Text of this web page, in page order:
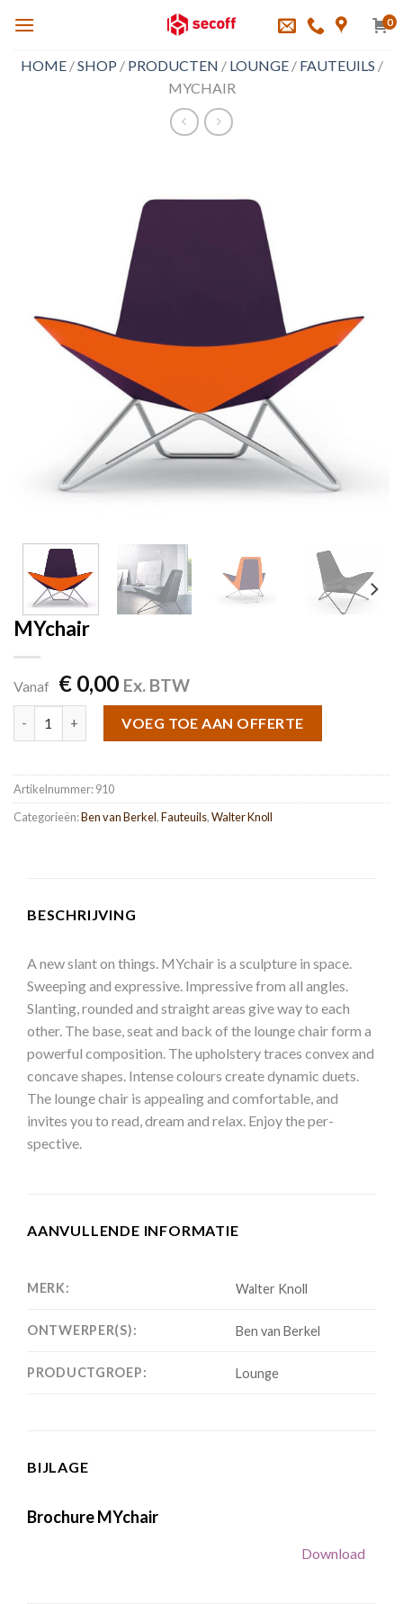
0
HOME/SHOP / PRODUCTEN / LOUNGE/ FAUTEUILS /
MYCHAIR
MYchair
Vanaf €0,00 Ex. BTW
VOEG TOE AAN OFFERTE
Artikelnummer:910
Categorieën:Ben van Berkel,Fauteuils,Walter Knoll
BESCHRIJVING
A new slant on things. MYchair is a sculpture in space.
Sweeping and expressive. Impressive from all angles.
Slanting, rounded and straight areas give way to each
other. The base, seat and back of the lounge chair form a
powerful composition. The upholstery traces convex and
concave shapes. Intense colours create dynamic duets.
The lounge chair is appealing and comfortable, and
invites you to read, dream and relax. Enjoy the per-
spective.
AANVULLENDE INFORMATIE
MERK: Walter Knoll
ONTWERPER(S): Ben van Berkel
PRODUCTGROEP: Lounge
BIJLAGE
Brochure MYchair
Download